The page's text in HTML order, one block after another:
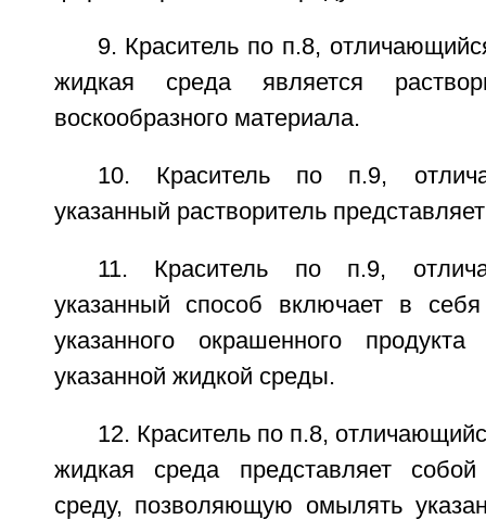
9. Краситель по п.8,
жидкая среда является
воскообразного материала.
10. Краситель по п.9,
указанный растворитель
11. Краситель по п.9,
указанный способ включает в
указанного окрашенного
указанной жидкой среды.
12. Краситель по п.8,
жидкая среда представляет
среду, позволяющую омылять